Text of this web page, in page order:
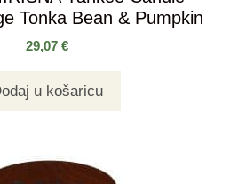
Tonka Bean & Pumpkin
29,07 €
u košaricu